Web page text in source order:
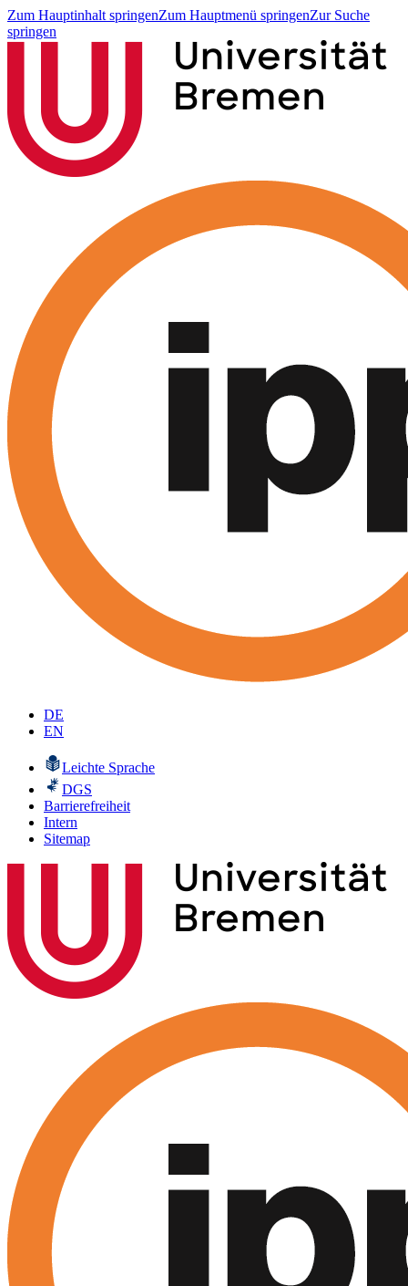
Zum Hauptinhalt springenZum Hauptmenü springenZur Suche
springen
DE
EN
Leichte Sprache
DGS
Barrierefreiheit
Intern
Sitemap